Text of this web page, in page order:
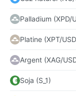
Palladium (XPD/
Platine (XPT/
Argent (XAG/
Soja (S_1)